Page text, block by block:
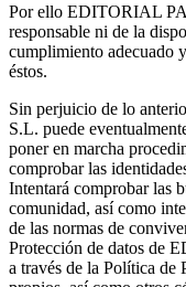
Por ello EDITORIAL
responsable ni de la
cumplimiento adecuado
éstos.
Sin perjuicio de lo
S.L. puede
poner en marcha
comprobar las
Intentará comprobar las
comunidad, así como
de las normas de
Protección de datos
a través de la Política de